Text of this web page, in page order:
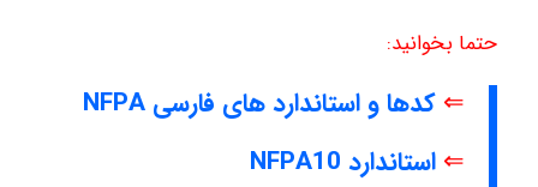
حتما بخوانید:
⇐ کدها و استاندارد های فارسی NFPA
⇐ استاندارد NFPA10